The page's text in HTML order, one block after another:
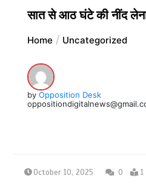
सात से आठ घंटे की नींद
Home Uncategorized
by Opposition Desk
October 10, 2025 0